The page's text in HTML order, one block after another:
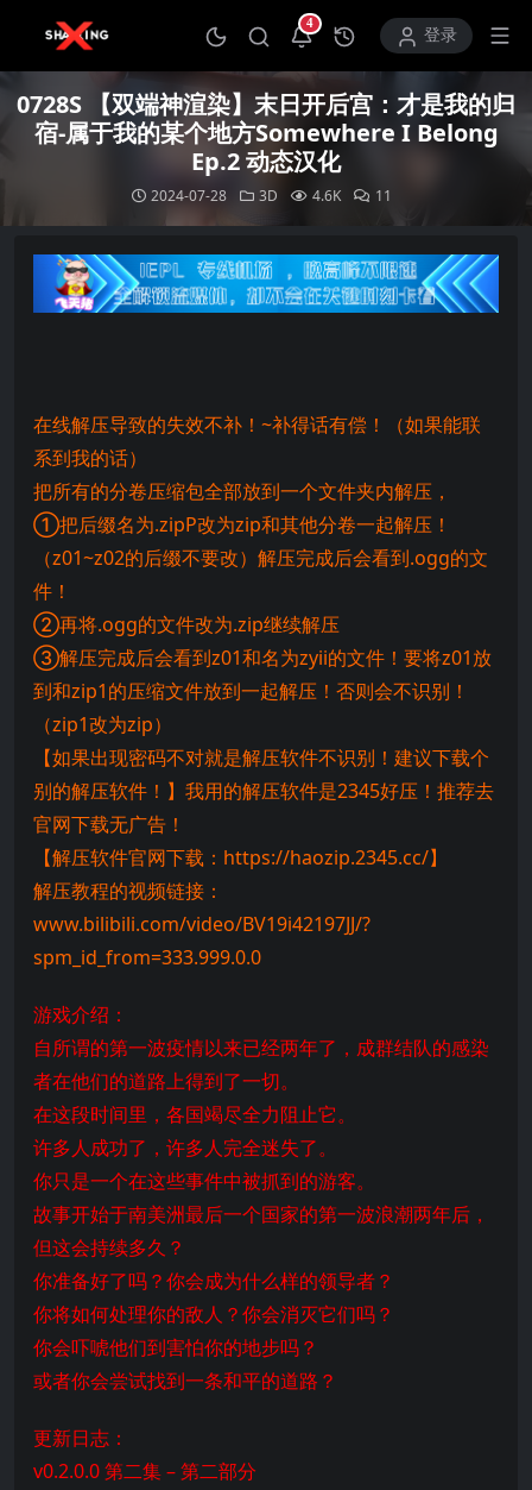
4
打开通知中心登录
0728S 【双端神渲染】末日开后宫：才是我的归
宿-属于我的某个地方Somewhere I Belong
Ep.2 动态汉化
2024-07-28 3D 4.6K 11
在线解压导致的失效不补！~补得话有偿！（如果能联
系到我的话）
把所有的分卷压缩包全部放到一个文件夹内解压，
①把后缀名为.zipP改为zip和其他分卷一起解压！
（z01~z02的后缀不要改）解压完成后会看到.ogg的文
件！
②再将.ogg的文件改为.zip继续解压
③解压完成后会看到z01和名为zyii的文件！要将z01放
到和zip1的压缩文件放到一起解压！否则会不识别！
（zip1改为zip）
【如果出现密码不对就是解压软件不识别！建议下载个
别的解压软件！】我用的解压软件是2345好压！推荐去
官网下载无广告！
【解压软件官网下载：https://haozip.2345.cc/】
解压教程的视频链接：
www.bilibili.com/video/BV19i42197JJ/?
spm_id_from=333.999.0.0
游戏介绍：
自所谓的第一波疫情以来已经两年了，成群结队的感染
者在他们的道路上得到了一切。
在这段时间里，各国竭尽全力阻止它。
许多人成功了，许多人完全迷失了。
你只是一个在这些事件中被抓到的游客。
故事开始于南美洲最后一个国家的第一波浪潮两年后，
但这会持续多久？
你准备好了吗？你会成为什么样的领导者？
你将如何处理你的敌人？你会消灭它们吗？
你会吓唬他们到害怕你的地步吗？
或者你会尝试找到一条和平的道路？
更新日志：
v0.2.0.0 第二集 – 第二部分